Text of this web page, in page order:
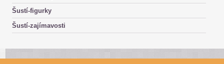
Šustí-figurky
Šustí-zajímavosti